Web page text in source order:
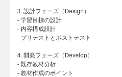
3. 設計フェーズ（Design）
- 学習目標の設計
- 内容構成設計
- プリテストとポストテスト
4. 開発フェーズ（Develop）
- 既存教材分析
- 教材作成のポイント